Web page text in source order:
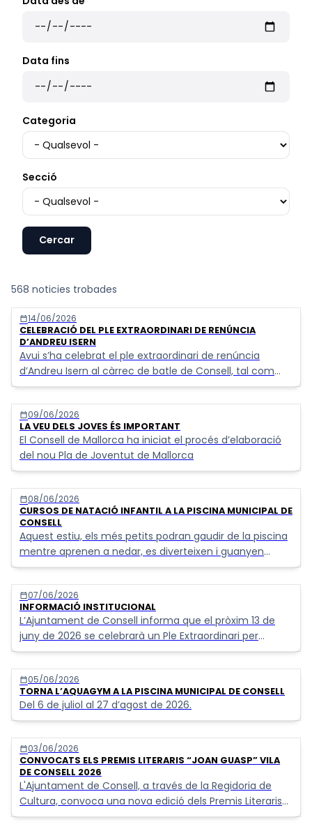
Data fins
Categoria
Secció
568 noticies trobades
Llistat de notícies
calendar_today14/06/2026
CELEBRACIÓ DEL PLE EXTRAORDINARI DE RENÚNCIA
D’ANDREU ISERN
Avui s’ha celebrat el ple extraordinari de renúncia
d’Andreu Isern al càrrec de batle de Consell, tal com
establia l’acord de govern entre el PSIB-PSOE i
SomConsell.
calendar_today09/06/2026
LA VEU DELS JOVES ÉS IMPORTANT
El Consell de Mallorca ha iniciat el procés d’elaboració
del nou Pla de Joventut de Mallorca
calendar_today08/06/2026
CURSOS DE NATACIÓ INFANTIL A LA PISCINA MUNICIPAL DE
CONSELL
Aquest estiu, els més petits podran gaudir de la piscina
mentre aprenen a nedar, es diverteixen i guanyen
confiança dins l’aigua.
calendar_today07/06/2026
INFORMACIÓ INSTITUCIONAL
L’Ajuntament de Consell informa que el pròxim 13 de
juny de 2026 se celebrarà un Ple Extraordinari per
formalitzar la renúncia al càrrec de batle d’Andreu
Isern.
calendar_today05/06/2026
TORNA L’AQUAGYM A LA PISCINA MUNICIPAL DE CONSELL
Del 6 de juliol al 27 d’agost de 2026.
calendar_today03/06/2026
CONVOCATS ELS PREMIS LITERARIS “JOAN GUASP” VILA
DE CONSELL 2026
L'Ajuntament de Consell, a través de la Regidoria de
Cultura, convoca una nova edició dels Premis Literaris
“Joan Guasp” Vila de Consell amb l'objectiu de